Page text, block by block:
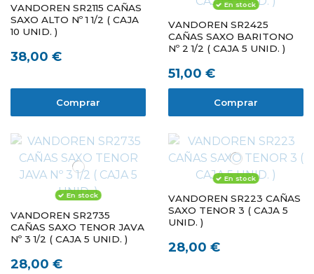
VANDOREN SR2115 CAÑAS
SAXO ALTO Nº 1 1/2 ( CAJA
10 UNID. )
38,00 €
Comprar
En stock
VANDOREN SR2425
CAÑAS SAXO BARITONO
Nº 2 1/2 ( CAJA 5 UNID. )
51,00 €
Comprar
En stock
VANDOREN SR2735
CAÑAS SAXO TENOR JAVA
Nº 3 1/2 ( CAJA 5 UNID. )
28,00 €
En stock
VANDOREN SR223 CAÑAS
SAXO TENOR 3 ( CAJA 5
UNID. )
28,00 €